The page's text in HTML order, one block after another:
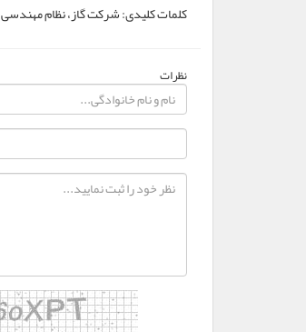
کلمات کلیدی:شرکت گاز، نظام مهندسی
نظرات